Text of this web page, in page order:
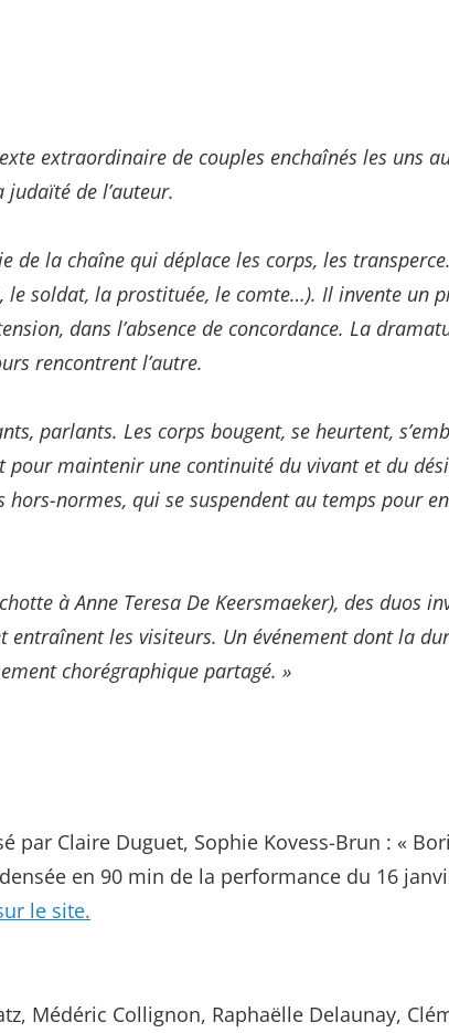
extraordinaire de couples enchaînés les uns
de l’auteur.
la chaîne qui déplace les corps, les
le soldat, la prostituée, le comte…). Il invente un
dans l’absence de concordance. La
rencontrent l’autre.
parlants. Les corps bougent, se heurtent,
pour maintenir une continuité du vivant et du
hors-normes, qui se suspendent au temps pour
à Anne Teresa De Keersmaeker), des duos
les visiteurs. Un événement dont la
chorégraphique partagé. »
Claire Duguet, Sophie Kovess-Brun : «
en 90 min de la performance du 16
le site.
Médéric Collignon, Raphaëlle Delaunay,